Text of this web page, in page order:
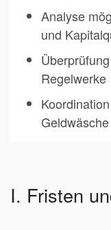
Analyse
und
Regelwerke
Geldwäsche
I. Fristen